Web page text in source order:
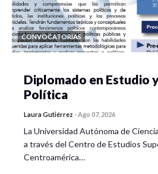
CONVOCATORIAS
Diplomado en Estudio
Política
Laura Gutiérrez -Ago 07, 2026
La Universidad Autónoma de
a través del Centro de Estudios
Centroamérica…